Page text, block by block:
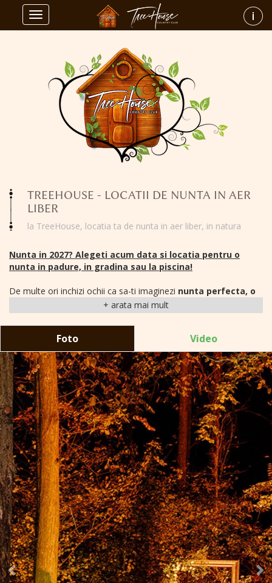
Toggle
navigation
TREEHOUSE - LOCATII DE NUNTA IN AER
LIBER
la TreeHouse, locatia ta de nunta in aer liber, in natura
Nunta in 2027? Alegeti acum data si locatia pentru o
nunta in padure, in gradina sau la piscina!
De multe ori inchizi ochii ca sa-ti imaginezi nunta perfecta, o
Imaginile prind contur si vezi o pajiste
frumoasa, mese frumos decorate, o rochiesuperba, prietenii si
familia zambind, muzica in surdina si ciripit de pasarele.
Deschide ochii, esti deja aici si visul tau se materializeaza: bun
venit la TreeHouse,locatiapentrununtata memorabila,in
natura! Stim ca ai cautat printe multelocatii de nunti in
Bucuresti;ia-ti acum cateva minute pentrua te indragosti de
locatia ta de nunta in aer liber!
Foto Video